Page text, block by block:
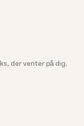
der venter på dig.